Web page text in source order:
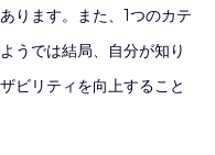
ります。また、1つのカテ
うでは結局、自分が知り
ビリティを向上すること